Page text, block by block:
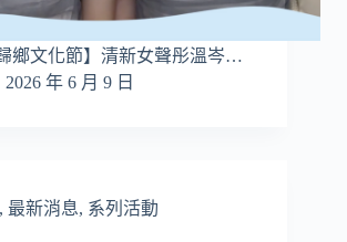
鄉文化節】清新女聲彤溫岑…
2026 年 6 月 9 日
, 最新消息, 系列活動